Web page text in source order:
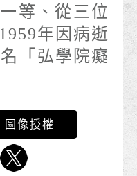
等、從三位
年因病逝
「弘學院癡